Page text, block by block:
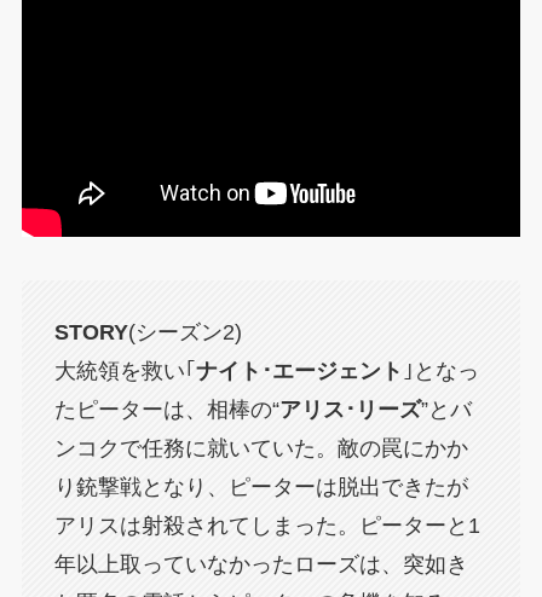
STORY(シーズン2)
大統領を救い｢ ナイト･エージェント ｣となっ
たピーターは、相棒の“アリス･リーズ”とバ
ンコクで任務に就いていた。敵の罠にかか
り銃撃戦となり、ピーターは脱出できたが
アリスは射殺されてしまった。ピーターと1
年以上取っていなかったローズは、突如き